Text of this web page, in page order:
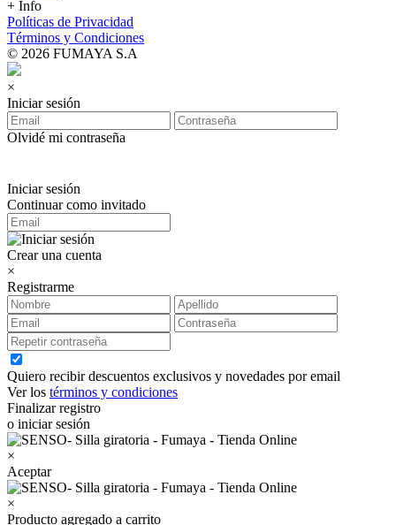
+ Info
Políticas de Privacidad
Términos y Condiciones
© 2026 FUMAYA S.A
×
Iniciar sesión
Olvidé mi contraseña
Iniciar sesión
Continuar como invitado
Crear una cuenta
×
Registrarme
Quiero recibir descuentos exclusivos y novedades por email
Ver los términos y condiciones
Finalizar registro
o iniciar sesión
×
Aceptar
×
Producto agregado a carrito